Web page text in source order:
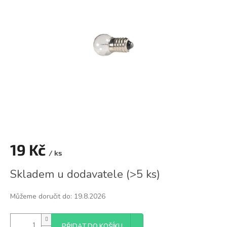
19 Kč / ks
cena:
Skladem u dodavatele (>5 ks)
Můžeme doručit do: 19.8.2026